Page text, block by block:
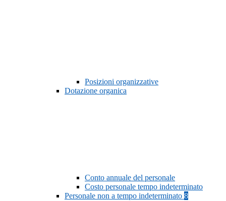
Posizioni organizzative
Dotazione organica
Conto annuale del personale
Costo personale tempo indeterminato
Personale non a tempo indeterminato 8